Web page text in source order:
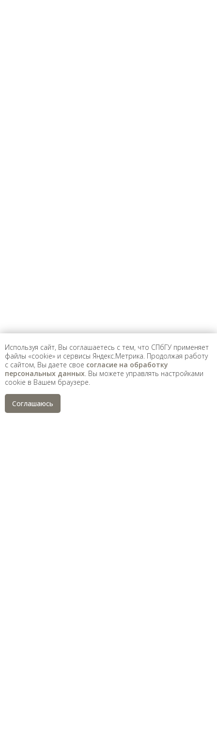
На данном информационном ресурсе могут быть
опубликованы архивные материалы с упоминанием
Министерством юстиции Российской Федерации в реестр
иностранных агентов, а также организаций, признанных
Политика СПбГУ в отношении обработки
персональных данных
Saint Petersburg State University © 2026
2026
Используя сайт, Вы соглашаетесь с тем, что СПбГУ применяет
файлы «cookie» и сервисы Яндекс.Метрика. Продолжая работу
с сайтом, Вы даете свое согласие на обработку
персональных данных . Вы можете управлять настройками
cookie в Вашем браузере.
Соглашаюсь